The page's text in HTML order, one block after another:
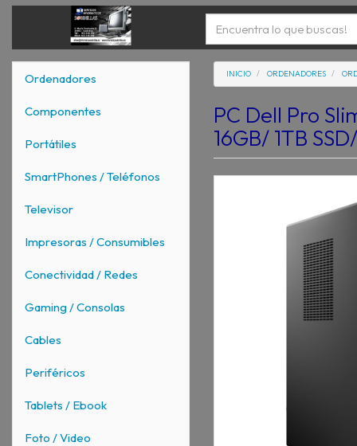
Ordenadores
Componentes
Portátiles
SmartPhones / Teléfonos
Televisor
Impresoras / Consumibles
Conectividad / Redes
Gaming / Consolas
Cables
Periféricos
Tablets / Ebook
Foto / Video
INICIO ORDENADORES
PC Dell Pro
16GB/ 1TB